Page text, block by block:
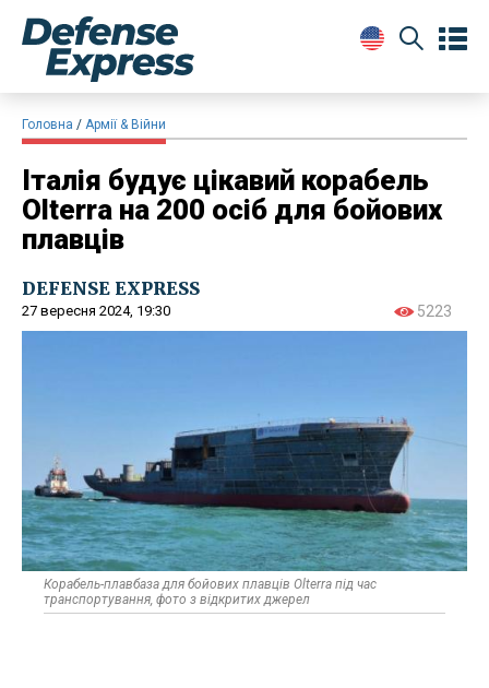
Головна Армії & Війни
Італія будує цікавий корабель
Olterra на 200 осіб для бойових
плавців
DEFENSE EXPRESS
27 вересня 2024, 19:30 5223
Корабель-плавбаза для бойових плавців Olterra під час
транспортування, фото з відкритих джерел